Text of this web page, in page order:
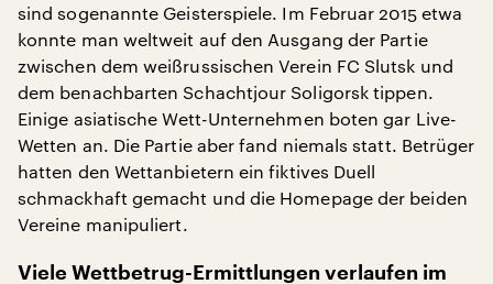
sind sogenannte Geisterspiele. Im Februar 2015 etwa
konnte man weltweit auf den Ausgang der Partie
zwischen dem weißrussischen Verein FC Slutsk und
dem benachbarten Schachtjour Soligorsk tippen.
Einige asiatische Wett-Unternehmen boten gar Live-
Wetten an. Die Partie aber fand niemals statt. Betrüger
hatten den Wettanbietern ein fiktives Duell
schmackhaft gemacht und die Homepage der beiden
Vereine manipuliert.
Viele Wettbetrug-Ermittlungen verlaufen im